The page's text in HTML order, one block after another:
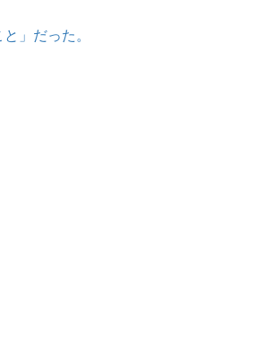
」だった。